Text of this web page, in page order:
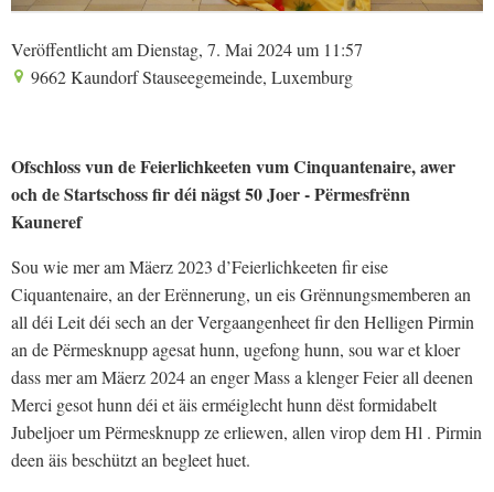
Veröffentlicht am Dienstag, 7. Mai 2024 um 11:57
9662 Kaundorf Stauseegemeinde, Luxemburg
Ofschloss vun de Feierlichkeeten vum Cinquantenaire, awer
och de Startschoss fir déi nägst 50 Joer - Përmesfrënn
Kauneref
Sou wie mer am Mäerz 2023 d’Feierlichkeeten fir eise
Ciquantenaire, an der Erënnerung, un eis Grënnungsmemberen an
all déi Leit déi sech an der Vergaangenheet fir den Helligen Pirmin
an de Përmesknupp agesat hunn, ugefong hunn, sou war et kloer
dass mer am Mäerz 2024 an enger Mass a klenger Feier all deenen
Merci gesot hunn déi et äis erméiglecht hunn dëst formidabelt
Jubeljoer um Përmesknupp ze erliewen, allen virop dem Hl . Pirmin
deen äis beschützt an begleet huet.